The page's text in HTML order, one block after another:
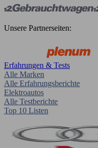
Unsere Partnerseiten:
Erfahrungen & Tests
Alle Marken
Alle Erfahrungsberichte
Elektroautos
Alle Testberichte
Top 10 Listen